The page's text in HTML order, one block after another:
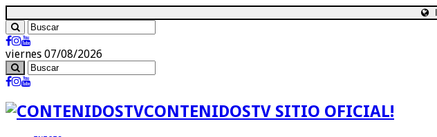
viernes 07/08/2026
CONTENIDOSTV SITIO OFICIAL!